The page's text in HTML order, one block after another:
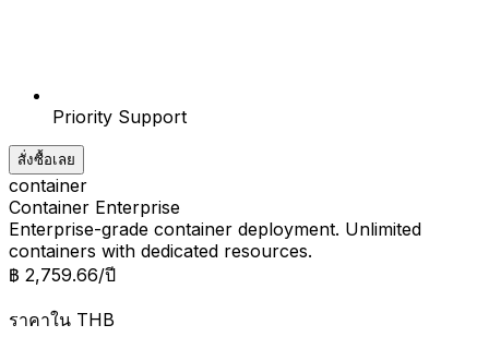
Priority Support
สั่งซื้อเลย
container
Container Enterprise
Enterprise-grade container deployment. Unlimited
containers with dedicated resources.
฿ 2,759.66/ปี
ราคาใน THB